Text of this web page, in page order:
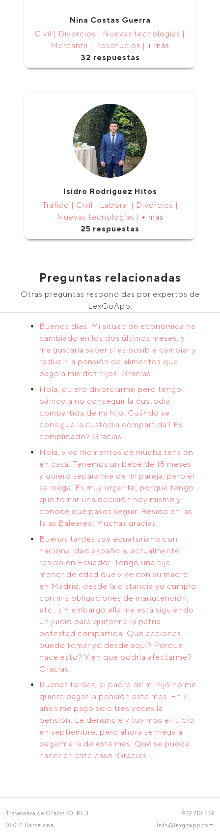
Nina Costas Guerra
Civil | Divorcios | Nuevas tecnologías |
Mercantil | Desahucios | + más
32 respuestas
Isidro Rodriguez Hitos
Tráfico | Civil | Laboral | Divorcios |
Nuevas tecnologías | + más
25 respuestas
Preguntas relacionadas
Otras preguntas respondidas por expertos de
LexGoApp:
Buenos días. Mi situación económica ha
cambiado en los dos últimos meses, y
me gustaría saber si es posible cambiar y
reducir la pensión de alimentos que
pago a mis dos hijos. Gracias.
Hola, quiero divorciarme pero tengo
pánico a no conseguir la custodia
compartida de mi hijo. Cuándo se
consigue la custodia compartida? Es
complicado? Gracias
Hola, vivo momentos de mucha tensión
en casa. Tenemos un bebé de 18 meses
y quiero separarme de mi pareja, pero él
se niega. Es muy urgente, porque tengo
que tomar una decisión hoy mismo y
conoce qué pasos seguir. Resido en las
Islas Baleares. Muchas gracias.
Buenas tardes soy ecuatoriano con
nacionalidad española, actualmente
resido en Ecuador. Tengo una hija
menor de edad que vive con su madre
en Madrid, desde la distancia yo cumplo
con mis obligaciones de manutención,
etc...sin embargo ella me está siguiendo
un juicio para quitarme la patria
potestad compartida. Que acciones
puedo tomar yo desde aquí? Porque
hace esto? Y en que podría afectarme?
Gracias.
Buenas tardes, el padre de mi hijo no me
quiere pagar la pensión este mes. En 7
años me pagó solo tres veces la
pensión. Le denuncié y tuvimos el juicio
en septiembre, pero ahora se niega a
pagarme la de este mes. Qué se puede
hacer en este caso. Gracias
Travessera de Gràcia 30, Pl. 3
08021 Barcelona
932 710 239
info@lexgoapp.com